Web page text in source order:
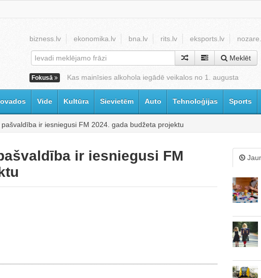
bizness.lv ekonomika.lv bna.lv rits.lv eksports.lv
Meklēt
Fokusā Kas mainīsies alkohola iegādē veikalos no 1. augusta
Vide Kultūra Sievietēm Auto Tehnoloģijas Sports
ir iesniegusi FM 2024. gada budžeta projektu
ir iesniegusi FM